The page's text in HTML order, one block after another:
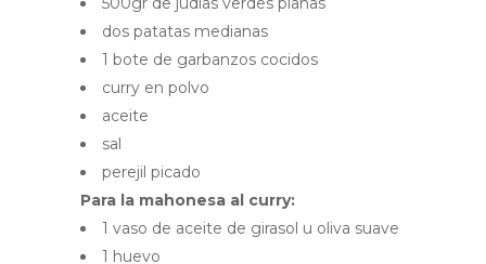
dos patatas medianas
1 bote de garbanzos cocidos
curry en polvo
aceite
sal
perejil picado
Para la mahonesa al curry:
1 vaso de aceite de girasol u oliva suave
1 huevo